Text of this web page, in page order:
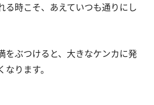
る時こそ、あえていつも通りにし
をぶつけると、大きなケンカに発
ります。